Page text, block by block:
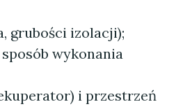
grubości izolacji);
wykonania
i przestrzeń